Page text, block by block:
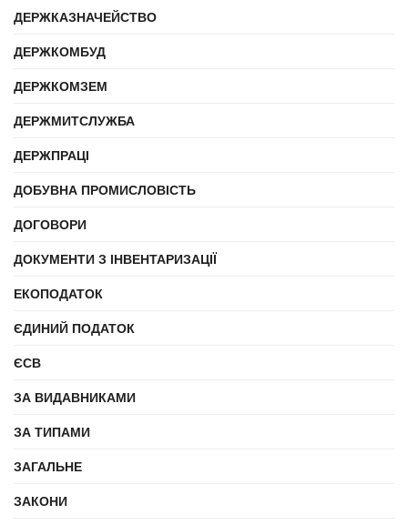
ДЕРЖКАЗНАЧЕЙСТВО
ДЕРЖКОМБУД
ДЕРЖКОМЗЕМ
ДЕРЖМИТСЛУЖБА
ДЕРЖПРАЦІ
ДОБУВНА ПРОМИСЛОВІСТЬ
ДОГОВОРИ
ДОКУМЕНТИ З ІНВЕНТАРИЗАЦІЇ
ЕКОПОДАТОК
ЄДИНИЙ ПОДАТОК
ЄСВ
ЗА ВИДАВНИКАМИ
ЗА ТИПАМИ
ЗАГАЛЬНЕ
ЗАКОНИ